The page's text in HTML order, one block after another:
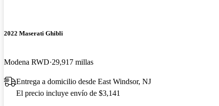
2022 Maserati Ghibli
Modena RWD 29,917 millas
Entrega a domicilio desde East Windsor, NJ
El precio incluye envío de $3,141